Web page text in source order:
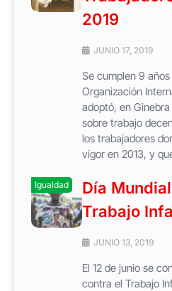
2019
JUNIO 17, 2019
Se cumplen 9
Organización
adoptó, en Ginebra
sobre trabajo
los trabajadores
vigor en 2013, y
Igualdad
Día
Trabajo
JUNIO 13, 2019
El 12 de junio se
contra el Trabajo